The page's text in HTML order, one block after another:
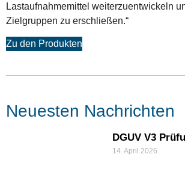
Lastaufnahmemittel weiterzuentwickeln
Zielgruppen zu erschließen.“
Zu den Produkten
Neuesten Nachrichten
DGUV V3
14. April 2026